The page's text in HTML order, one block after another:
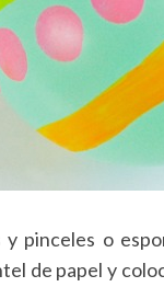
pinceles o
de papel y